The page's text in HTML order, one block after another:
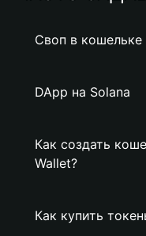
Своп в кошельке
DApp на Solana
Как создать
Wallet?
Как купить